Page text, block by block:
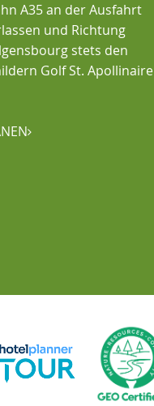
A35 an der Ausfahrt
und Richtung
stets den
Golf St. Apollinaire
